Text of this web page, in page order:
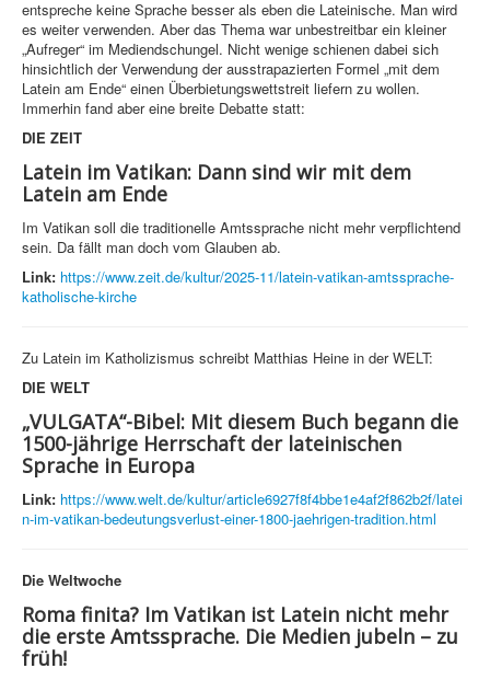
entspreche keine Sprache besser als eben die Lateinische. Man wird
es weiter verwenden. Aber das Thema war unbestreitbar ein kleiner
„Aufreger“ im Mediendschungel. Nicht wenige schienen dabei sich
hinsichtlich der Verwendung der ausstrapazierten Formel „mit dem
Latein am Ende“ einen Überbietungswettstreit liefern zu wollen.
Immerhin fand aber eine breite Debatte statt:
DIE ZEIT
Latein im Vatikan: Dann sind wir mit dem
Latein am Ende
Im Vatikan soll die traditionelle Amtssprache nicht mehr verpflichtend
sein. Da fällt man doch vom Glauben ab.
Link: https://www.zeit.de/kultur/2025-11/latein-vatikan-amtssprache-
katholische-kirche
Zu Latein im Katholizismus schreibt Matthias Heine in der WELT:
DIE WELT
„VULGATA“-Bibel: Mit diesem Buch begann die
1500-jährige Herrschaft der lateinischen
Sprache in Europa
Link: https://www.welt.de/kultur/article6927f8f4bbe1e4af2f862b2f/latei
n-im-vatikan-bedeutungsverlust-einer-1800-jaehrigen-tradition.html
Die Weltwoche
Roma finita? Im Vatikan ist Latein nicht mehr
die erste Amtssprache. Die Medien jubeln – zu
früh!